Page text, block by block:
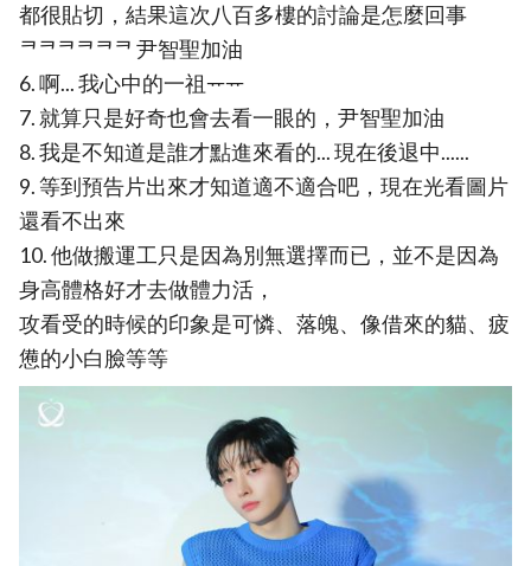
都很貼切，結果這次八百多樓的討論是怎麼回事
ᄏᄏᄏᄏᄏᄏ 尹智聖加油
6. 啊... 我心中的一祖ᅲᅲ
7. 就算只是好奇也會去看一眼的，尹智聖加油
8. 我是不知道是誰才點進來看的... 現在後退中......
9. 等到預告片出來才知道適不適合吧，現在光看圖片
還看不出來
10. 他做搬運工只是因為別無選擇而已，並不是因為
身高體格好才去做體力活，
攻看受的時候的印象是可憐、落魄、像借來的貓、疲
憊的小白臉等等